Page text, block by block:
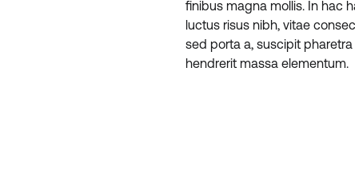
finibus magna mollis. In hac
luctus risus nibh, vitae
sed porta a, suscipit
hendrerit massa elementum.